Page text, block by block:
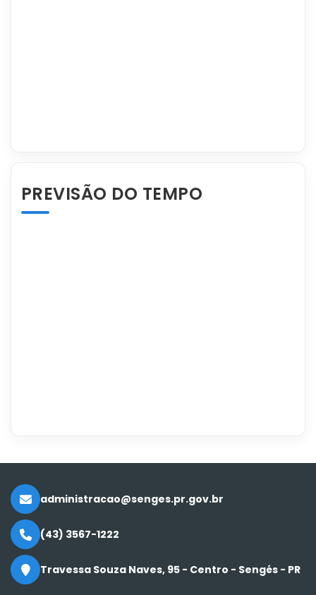
PREVISÃO DO TEMPO
administracao@senges.pr.gov.br
(43) 3567-1222
Travessa Souza Naves, 95 - Centro - Sengés - PR